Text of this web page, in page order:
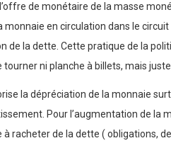
de monétaire de la masse
en circulation dans le
de la dette. Cette pratique de la
ni planche à billets, mais juste
la dépréciation de la monnaie
Pour l’augmentation de la
racheter de la dette ( obligations,